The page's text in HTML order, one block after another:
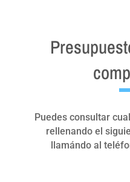
Puedes consultar
rellenando el
llamándo al